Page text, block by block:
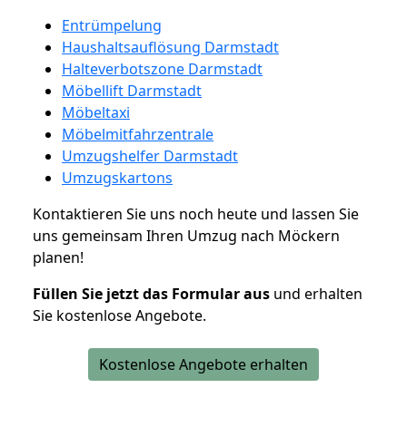
Entrümpelung
Haushaltsauflösung Darmstadt
Halteverbotszone Darmstadt
Möbellift Darmstadt
Möbeltaxi
Möbelmitfahrzentrale
Umzugshelfer Darmstadt
Umzugskartons
Kontaktieren Sie uns noch heute und lassen Sie
uns gemeinsam Ihren Umzug nach Möckern
planen!
Füllen Sie jetzt das Formular aus und erhalten
Sie kostenlose Angebote.
Kostenlose Angebote erhalten